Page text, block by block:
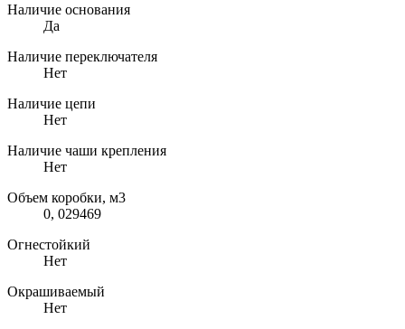
Наличие основания
Да
Наличие переключателя
Нет
Наличие цепи
Нет
Наличие чаши крепления
Нет
Объем коробки, м3
0, 029469
Огнестойкий
Нет
Окрашиваемый
Нет